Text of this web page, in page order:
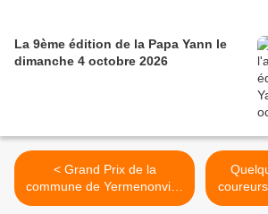
La 9ème édition de la Papa Yann le
dimanche 4 octobre 2026
< Grand Prix de la
commune de Yermenonville
(28) en école de cyclisme,